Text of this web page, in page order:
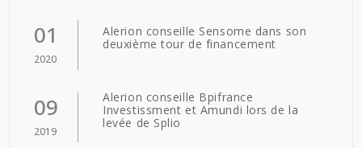
01
2020
Alerion conseille Sensome dans son
deuxième tour de financement
09
2019
Alerion conseille Bpifrance
Investissment et Amundi lors de la
levée de Splio